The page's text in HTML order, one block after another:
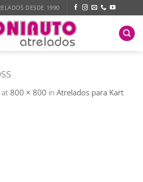
DESDE 1990
at 800 × 800 in Atrelados para Kart